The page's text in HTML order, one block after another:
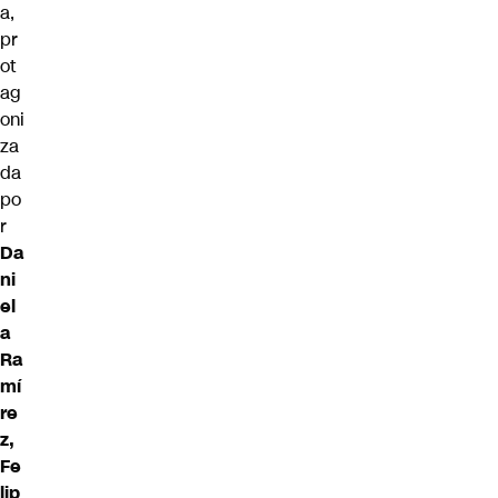
a,
pr
ot
ag
oni
za
da
po
r
Da
ni
el
a
Ra
mí
re
z,
Fe
lip